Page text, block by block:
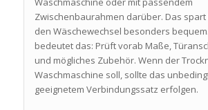
Zwischenbaurahmen darüber. Das spart
den Wäschewechsel besonders
bedeutet das: Prüft vorab Maße,
und mögliches Zubehör. Wenn der
Waschmaschine soll, sollte das
geeignetem Verbindungssatz erfolgen.